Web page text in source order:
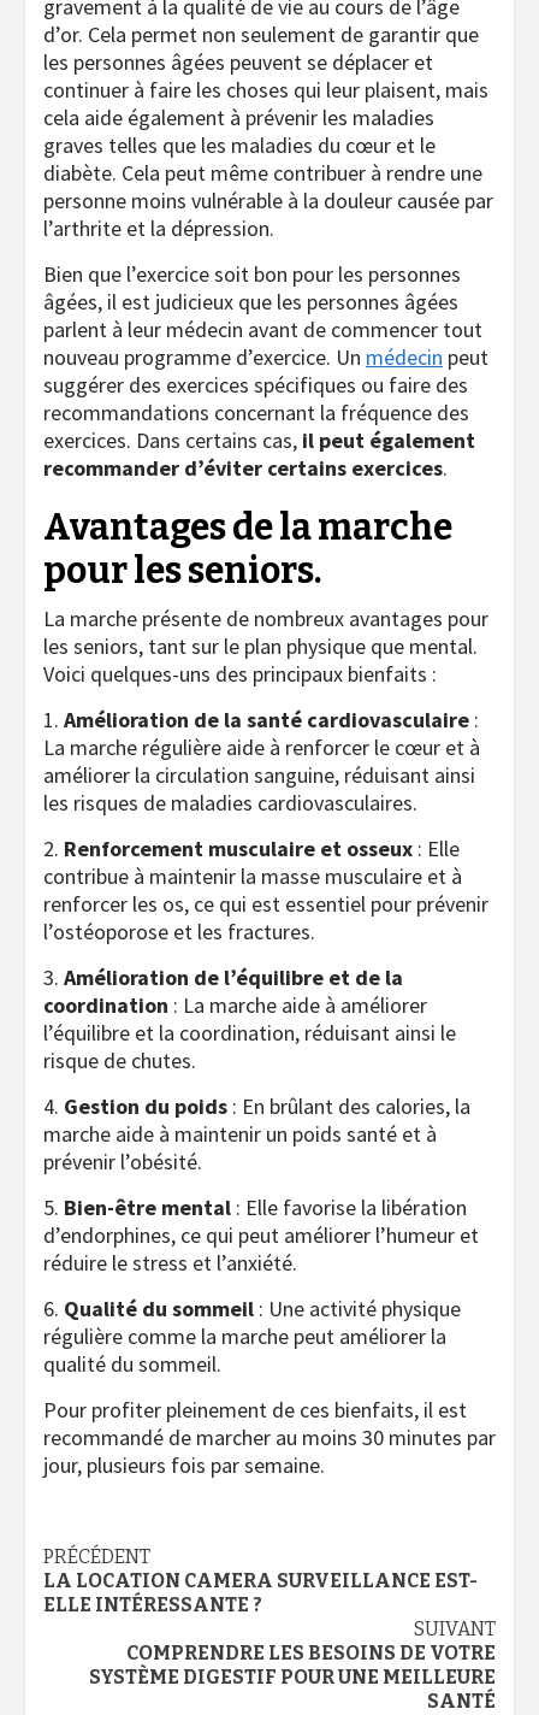
gravement à la qualité de vie au cours de l’âge
d’or. Cela permet non seulement de garantir que
les personnes âgées peuvent se déplacer et
continuer à faire les choses qui leur plaisent, mais
cela aide également à prévenir les maladies
graves telles que les maladies du cœur et le
diabète. Cela peut même contribuer à rendre une
personne moins vulnérable à la douleur causée par
l’arthrite et la dépression.
Bien que l’exercice soit bon pour les personnes
âgées, il est judicieux que les personnes âgées
parlent à leur médecin avant de commencer tout
nouveau programme d’exercice. Un médecin peut
suggérer des exercices spécifiques ou faire des
recommandations concernant la fréquence des
exercices. Dans certains cas, il peut également
recommander d’éviter certains exercices.
Avantages de la marche
pour les seniors.
La marche présente de nombreux avantages pour
les seniors, tant sur le plan physique que mental.
Voici quelques-uns des principaux bienfaits :
1. Amélioration de la santé cardiovasculaire :
La marche régulière aide à renforcer le cœur et à
améliorer la circulation sanguine, réduisant ainsi
les risques de maladies cardiovasculaires.
2. Renforcement musculaire et osseux : Elle
contribue à maintenir la masse musculaire et à
renforcer les os, ce qui est essentiel pour prévenir
l’ostéoporose et les fractures.
3. Amélioration de l’équilibre et de la
coordination : La marche aide à améliorer
l’équilibre et la coordination, réduisant ainsi le
risque de chutes.
4. Gestion du poids : En brûlant des calories, la
marche aide à maintenir un poids santé et à
prévenir l’obésité.
5. Bien-être mental : Elle favorise la libération
d’endorphines, ce qui peut améliorer l’humeur et
réduire le stress et l’anxiété.
6. Qualité du sommeil : Une activité physique
régulière comme la marche peut améliorer la
qualité du sommeil.
Pour profiter pleinement de ces bienfaits, il est
recommandé de marcher au moins 30 minutes par
jour, plusieurs fois par semaine.
Navigation
d’article
PRÉCÉDENT
LA LOCATION CAMERA SURVEILLANCE EST-
ELLE INTÉRESSANTE ?
SUIVANT
COMPRENDRE LES BESOINS DE VOTRE
SYSTÈME DIGESTIF POUR UNE MEILLEURE
SANTÉ